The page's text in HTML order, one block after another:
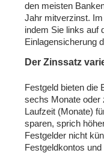
den meisten
Jahr mitverzinst.
indem Sie links auf
Einlagensicherung
Der Zinssatz
Festgeld bieten die
sechs Monate oder
Laufzeit (Monate)
sparen, sprich
Festgelder nicht
Festgeldkontos